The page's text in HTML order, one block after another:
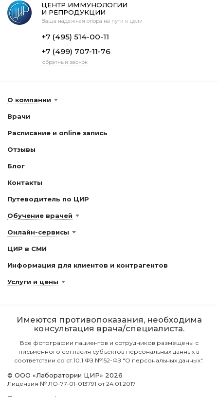
ЦЕНТР ИММУНОЛОГИИ
И РЕПРОДУКЦИИ
Ваша надежная опора на пути к цели
+7 (495) 514-00-11
+7 (499) 707-11-76
обратный звонок
О компании
Врачи
Расписание и online запись
Отзывы
Блог
Контакты
Путеводитель по ЦИР
Обучение врачей
Онлайн-сервисы
ЦИР в СМИ
Информация для клиентов и контрагентов
Услуги и цены
Имеются противопоказания, необходима
консультация врача/специалиста.
Все фотографии пациентов и сотрудников размещены с
письменного согласия субъектов персональных данных в
соответствии со ст.10.1 ФЗ №152-ФЗ "О персональных данных".
© ООО «Лаборатории ЦИР» 2026
Лицензия № ЛО-77-01-013791 от 24.01.2017